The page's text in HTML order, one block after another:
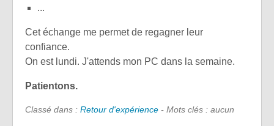
...
Cet échange me permet de regagner leur
confiance.
On est lundi. J'attends mon PC dans la semaine.
Patientons.
Classé dans : Retour d'expérience - Mots clés : aucun